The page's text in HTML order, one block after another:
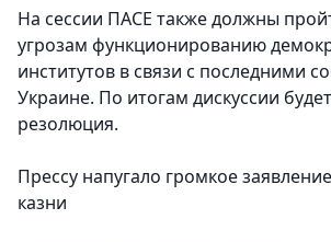
На сессии ПАСЕ также должны
угрозам функционированию
институтов в связи с последними
Украине. По итогам дискуссии
резолюция.
Прессу напугало громкое
казни